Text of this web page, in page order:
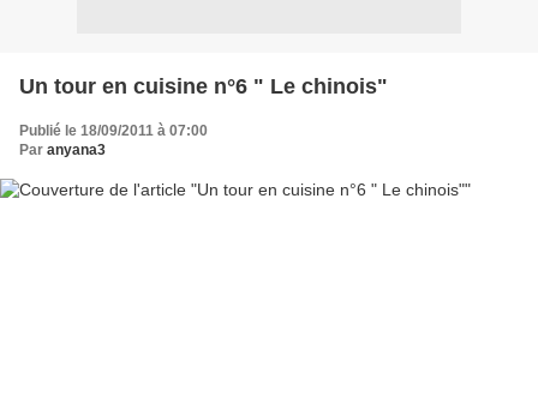
Un tour en cuisine n°6 " Le chinois"
Publié le 18/09/2011 à 07:00
Par anyana3